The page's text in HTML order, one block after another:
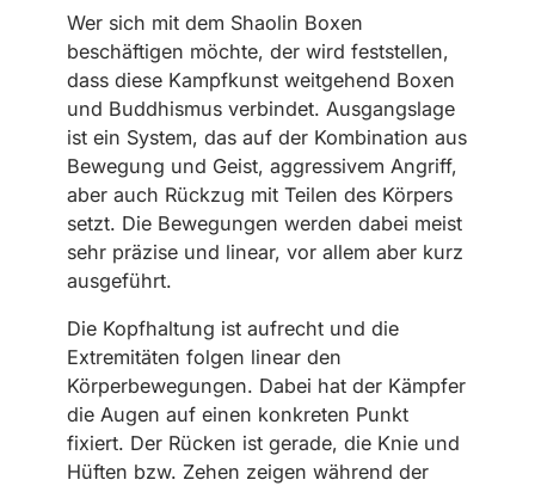
Wer sich mit dem Shaolin Boxen
beschäftigen möchte, der wird feststellen,
dass diese Kampfkunst weitgehend Boxen
und Buddhismus verbindet. Ausgangslage
ist ein System, das auf der Kombination aus
Bewegung und Geist, aggressivem Angriff,
aber auch Rückzug mit Teilen des Körpers
setzt. Die Bewegungen werden dabei meist
sehr präzise und linear, vor allem aber kurz
ausgeführt.
Die Kopfhaltung ist aufrecht und die
Extremitäten folgen linear den
Körperbewegungen. Dabei hat der Kämpfer
die Augen auf einen konkreten Punkt
fixiert. Der Rücken ist gerade, die Knie und
Hüften bzw. Zehen zeigen während der